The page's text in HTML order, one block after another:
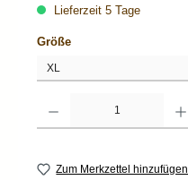
Lieferzeit 5 Tage
Größeauswählen
Zum Merkzettel hinzufügen